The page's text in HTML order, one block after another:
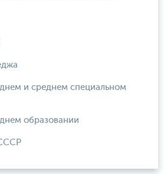
и среднем специальном
образовании